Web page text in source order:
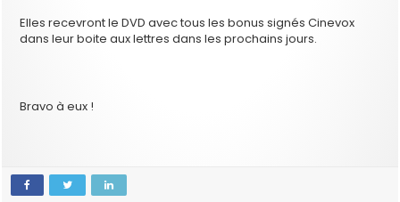
Elles recevront le DVD avec tous les bonus signés Cinevox
dans leur boite aux lettres dans les prochains jours.
Bravo à eux !